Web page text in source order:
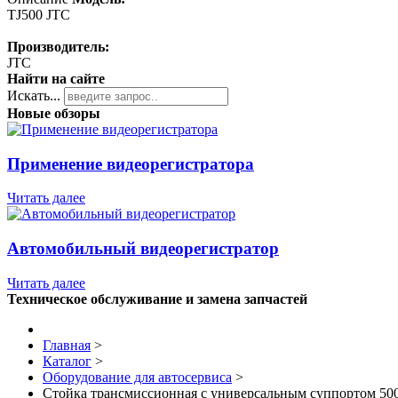
TJ500 JTC
Производитель:
JTC
Найти на сайте
Искать...
Новые обзоры
Применение видеорегистратора
Читать далее
Автомобильный видеорегистратор
Читать далее
Техническое обслуживание и замена запчастей
Главная >
Каталог >
Оборудование для автосервиса >
Стойка трансмиссионная с универсальным суппортом